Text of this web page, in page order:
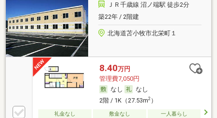
ＪＲ千歳線 沼ノ端駅 徒歩2分
築22年 / 2階建
北海道苫小牧市北栄町１
8.40万円
管理費7,050円
なし
なし
2階 / 1K（27.53m2）
礼金なし 敷金なし
一人暮らし